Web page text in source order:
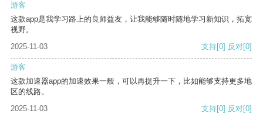
游客
这款app是我学习路上的良师益友，让我能够随时随地学习新知识，拓宽
视野。
2025-11-03
支持[0] 反对[0]
游客
这款加速器app的加速效果一般，可以再提升一下，比如能够支持更多地
区的线路。
2025-11-03
支持[0] 反对[0]